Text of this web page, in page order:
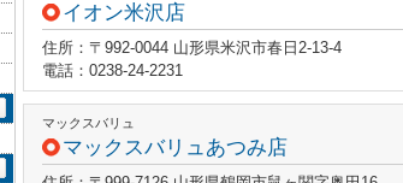
イオン米沢店
住所：〒992-0044 山形県米沢市春日2-13-4
電話：0238-24-2231
マックスバリュ
マックスバリュあつみ店